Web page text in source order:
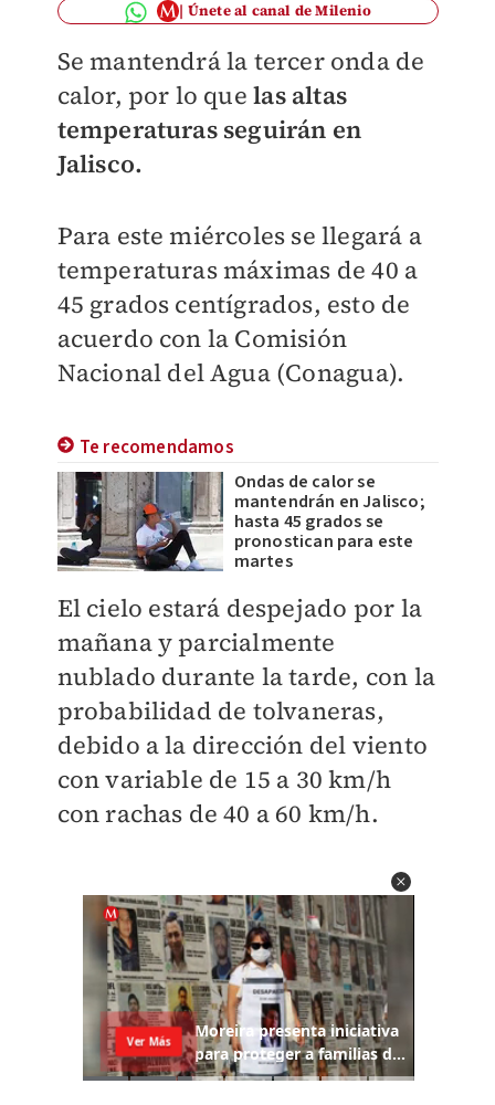
Únete al canal de Milenio
Se mantendrá la tercer onda de
calor, por lo quelas altas
temperaturas seguirán en
Jalisco.
Para este miércoles se llegará a
temperaturas máximas de 40 a
45 grados centígrados, esto de
acuerdo con la Comisión
Nacional del Agua (Conagua).
Te recomendamos
Ondas de calor se
mantendrán en Jalisco;
hasta 45 grados se
pronostican para este
martes
El cielo estará despejado por la
mañana y parcialmente
nublado durante la tarde, con la
probabilidad de tolvaneras,
debido a la dirección del viento
con variable de 15 a 30 km/h
con rachas de 40 a 60 km/h.